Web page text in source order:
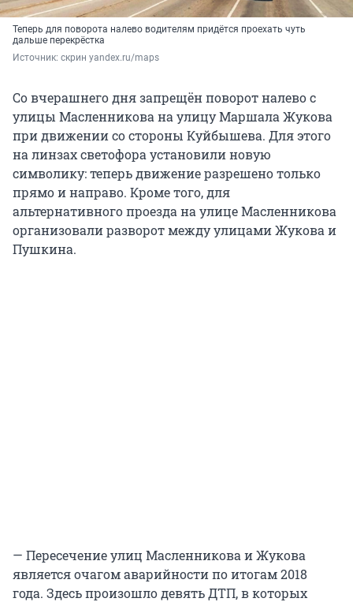
Теперь для поворота налево водителям придётся проехать чуть
дальше перекрёстка
Источник: скрин yandex.ru/maps
Со вчерашнего дня запрещён поворот налево с
улицы Масленникова на улицу Маршала Жукова
при движении со стороны Куйбышева. Для этого
на линзах светофора установили новую
символику: теперь движение разрешено только
прямо и направо. Кроме того, для
альтернативного проезда на улице Масленникова
организовали разворот между улицами Жукова и
Пушкина.
— Пересечение улиц Масленникова и Жукова
является очагом аварийности по итогам 2018
года. Здесь произошло девять ДТП, в которых